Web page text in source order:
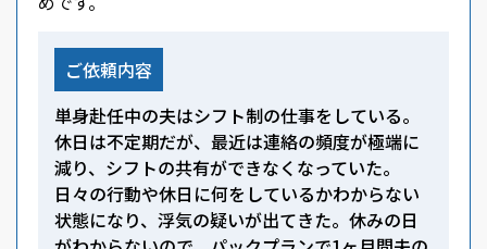
ご依頼内容
単身赴任中の夫はシフト制の仕事をしている。
休日は不定期だが、最近は連絡の頻度が極端に
減り、シフトの共有ができなくなっていた。
日々の行動や休日に何をしているかわからない
状態になり、浮気の疑いが出てきた。休みの日